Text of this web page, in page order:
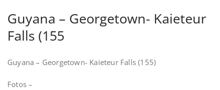
Guyana – Georgetown- Kaieteur
Falls (155
Guyana – Georgetown- Kaieteur Falls (155)
Fotos –